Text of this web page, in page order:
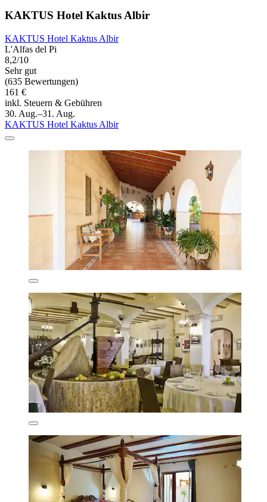
KAKTUS Hotel Kaktus Albir
KAKTUS Hotel Kaktus Albir
L'Alfas del Pi
8,2/10
Sehr gut
(635 Bewertungen)
161 €
inkl. Steuern & Gebühren
30. Aug.–31. Aug.
KAKTUS Hotel Kaktus Albir